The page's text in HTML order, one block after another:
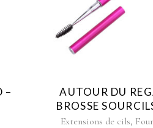
–
AUTOUR DU
BROSSE
Extensions de cils,